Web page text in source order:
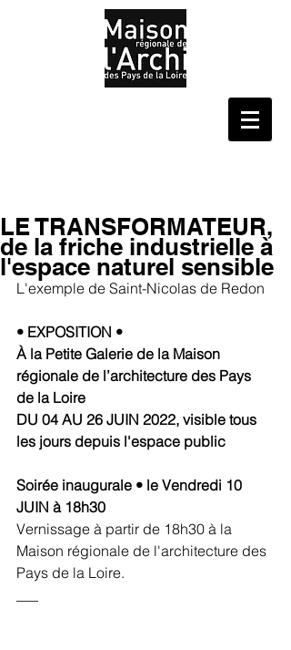
LE TRANSFORMATEUR,
de la friche industrielle à
l'espace naturel sensible
L'exemple de Saint-Nicolas de Redon
• EXPOSITION •
À la Petite Galerie de la Maison
régionale de l’architecture des Pays
de la Loire
DU 04 AU 26 JUIN 2022, visible tous
les jours depuis l'espace public
Soirée inaugurale • le Vendredi 10
JUIN à 18h30
Vernissage à partir de 18h30 à la
Maison régionale de l'architecture des
Pays de la Loire.